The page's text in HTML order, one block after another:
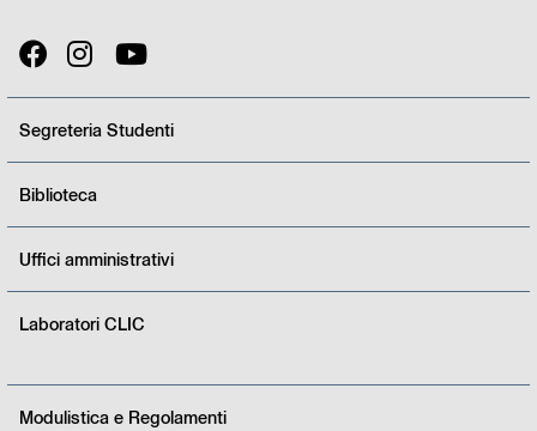
Segreteria Studenti
Biblioteca
Uffici amministrativi
Laboratori CLIC
Modulistica e Regolamenti